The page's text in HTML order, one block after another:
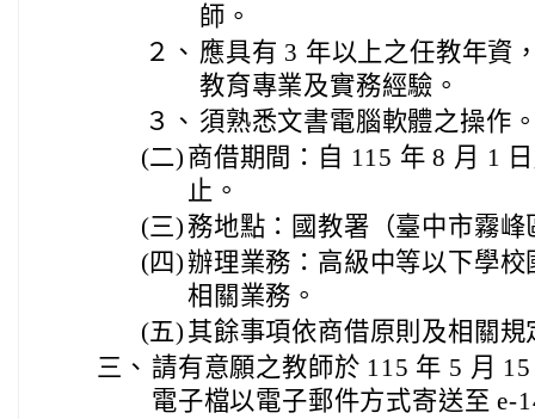
師。
２、 應具有 3 年以上之任教年資
教育專業及實務經驗。
３、 須熟悉文書電腦軟體之操作
(二) 商借期間：自 115 年 8 月 1
止。
(三) 務地點：國教署（臺中市霧
(四)辦理業務：高級中等以下學
相關業務。
(五) 其餘事項依商借原則及相關規
三、 請有意願之教師於 115 年 5 月
電子檔以電子郵件方式寄送至 e-